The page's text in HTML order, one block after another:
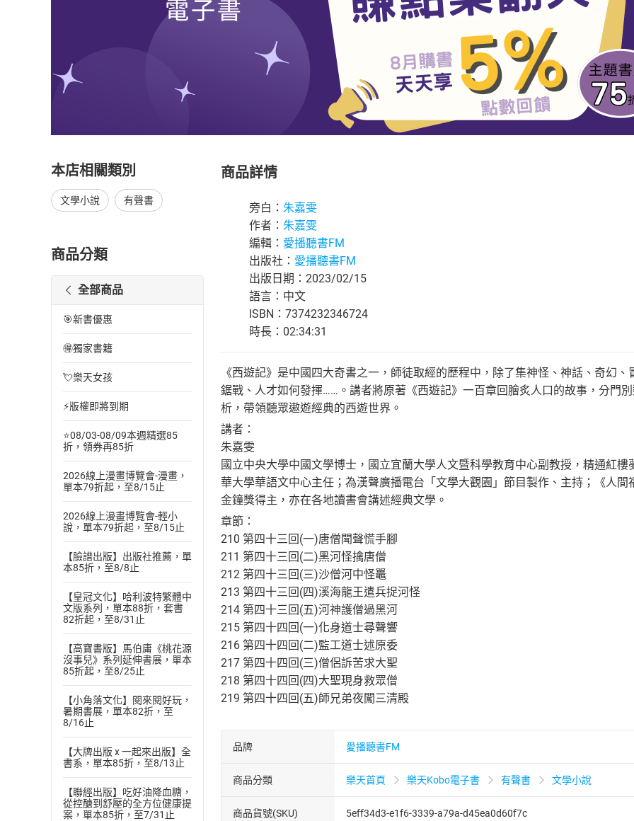
本店相關類別
文學小說 有聲書
商品分類
全部商品
🎯新書優惠
🉐獨家書籍
💘樂天女孩
⚡版權即將到期
⭐08/03-08/09本週精選85
折，領券再85折
2026線上漫畫博覽會-漫畫，
單本79折起，至8/15止
2026線上漫畫博覽會-輕小
說，單本79折起，至8/15止
【臉譜出版】出版社推薦，單
本85折，至8/8止
【皇冠文化】哈利波特繁體中
文版系列，單本88折，套書
82折起，至8/31止
【高寶書版】馬伯庸《桃花源
沒事兒》系列延伸書展，單本
85折起，至8/25止
【小角落文化】閱來閱好玩，
暑期書展，單本82折，至
8/16止
【大牌出版 x 一起來出版】全
書系，單本85折，至8/13止
【聯經出版】吃好油降血糖，
從控醣到舒壓的全方位健康提
案，單本85折，至7/31止
商品詳情
旁白： 朱嘉雯
作者： 朱嘉雯
編輯： 愛播聽書FM
出版社： 愛播聽書FM
出版日期：2023/02/15
語言：中文
ISBN：7374232346724
時長：02:34:31
《西遊記》是中國四大奇書之一，師徒取經的歷程中，除了集神怪、神話、奇幻
鋸戰、人才如何發揮……。講者將原著《西遊記》一百章回膾炙人口的故事，分門
析，帶領聽眾遨遊經典的西遊世界。
講者：
朱嘉雯
國立中央大學中國文學博士，國立宜蘭大學人文暨科學教育中心副教授，精通紅
華大學華語文中心主任；為漢聲廣播電台「文學大觀園」節目製作、主持；《人
金鐘獎得主，亦在各地讀書會講述經典文學。
章節：
210 第四十三回(一)唐僧聞聲慌手腳
211 第四十三回(二)黑河怪擒唐僧
212 第四十三回(三)沙僧河中怪鼉
213 第四十三回(四)溪海龍王遣兵捉河怪
214 第四十三回(五)河神護僧過黑河
215 第四十四回(一)化身道士尋聲響
216 第四十四回(二)監工道士述原委
217 第四十四回(三)僧侶訴苦求大聖
218 第四十四回(四)大聖現身救眾僧
219 第四十四回(五)師兄弟夜闖三清殿
品牌 愛播聽書FM
商品分類 樂天首頁 樂天Kobo電子書 有聲書 文學小說
商品貨號(SKU) 5eff34d3-e1f6-3339-a79a-d45ea0d60f7c